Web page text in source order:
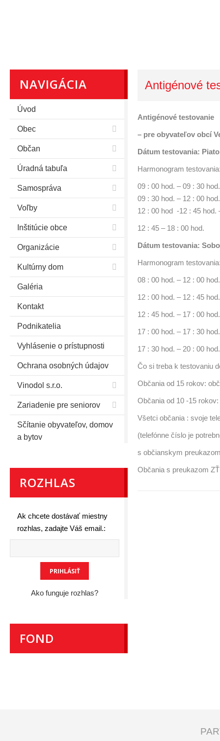
NAVIGÁCIA
Úvod
Obec
Občan
Úradná tabuľa
Samospráva
Voľby
Inštitúcie obce
Organizácie
Kultúrny dom
Galéria
Kontakt
Podnikatelia
Vyhlásenie o prístupnosti
Ochrana osobných údajov
Vinodol s.r.o.
Zariadenie pre seniorov
Sčítanie obyvateľov, domov
a bytov
ROZHLAS
Ak chcete dostávať miestny
rozhlas, zadajte Váš email.:
Ako funguje rozhlas?
FOND
Antigénové
Antigénové testovanie
– pre obyvateľov obcí
Dátum testovania:
Harmonogram
09 : 00 hod. – 09 : 30
09 : 30 hod. – 12 : 00 hod.
12 : 00 hod -12 : 45 hod.
12 : 45 – 18 : 00 hod.
Dátum testovania:
Harmonogram
08 : 00 hod. – 12 : 00 hod.
12 : 00 hod. – 12 : 45
12 : 45 hod. – 17 : 00 hod.
17 : 00 hod. – 17 : 30
17 : 30 hod. – 20 : 00 hod.
Čo si treba k testovaniu
Občania od 15 rokov:
Občania od 10 -15
Všetci občania : svoje
(telefónne číslo je
s občianskym
Občania s preukazom